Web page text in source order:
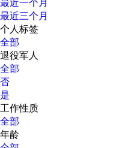
最近一个月
最近三个月
个人标签
全部
退役军人
全部
否
是
工作性质
全部
年龄